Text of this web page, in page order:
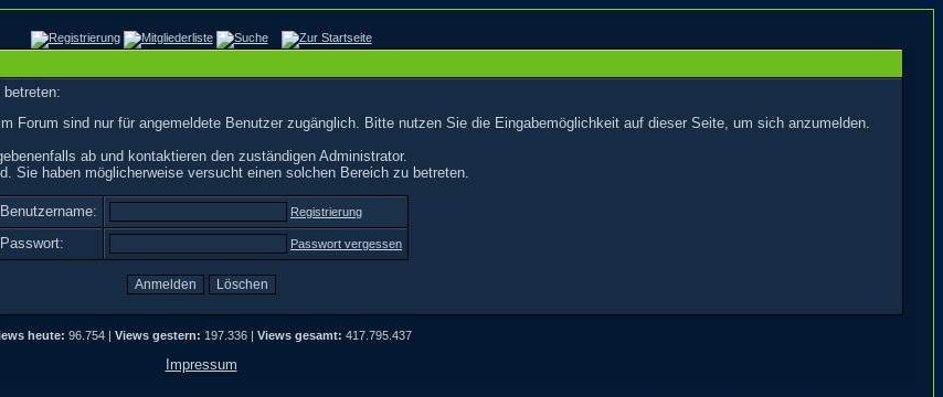
Forum sind nur für angemeldete Benutzer zugänglich. Bitte nutzen Sie die Eingabemöglichkeit auf dieser Seite, um sich anzumelden.
ab und kontaktieren den zuständigen Administrator.
Sie haben möglicherweise versucht einen solchen Bereich zu betreten.
Benutzername: Registrierung
Passwort: Passwort vergessen
heute: 96.754 | Views gestern: 197.336 | Views gesamt: 417.795.437
Impressum